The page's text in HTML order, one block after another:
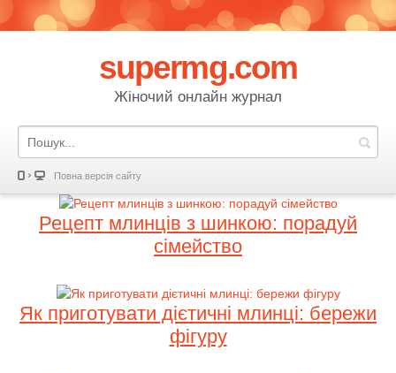
supermg.com
Жіночий онлайн журнал
Повна версія сайту
Рецепт млинців з шинкою: порадуй
сімейство
Як приготувати дієтичні млинці: бережи
фігуру